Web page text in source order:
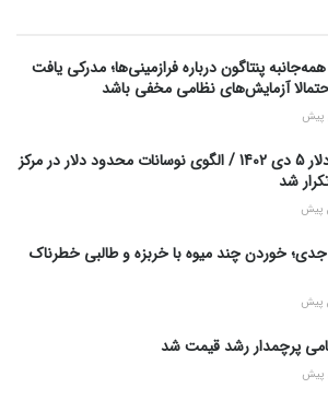
پنتاگون درباره فرازمینی‌ها؛ مدرکی یافت
آزمایش‌های نظامی مخفی باشد
قیمت دلار 5 دی 1402 / الگوی نوسانات محدود دلار در مرکز
شد
خوردن چند میوه با خربزه و طالبی خطرناک
پرچمدار رشد قیمت شد